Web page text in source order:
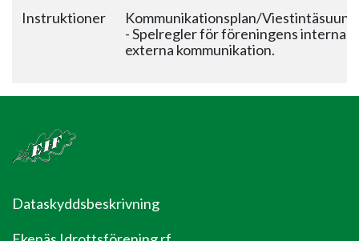
Instruktioner
Kommunikationsplan/
- Spelregler för föreningens interna
externa kommunikation.
Dataskyddsbeskrivning